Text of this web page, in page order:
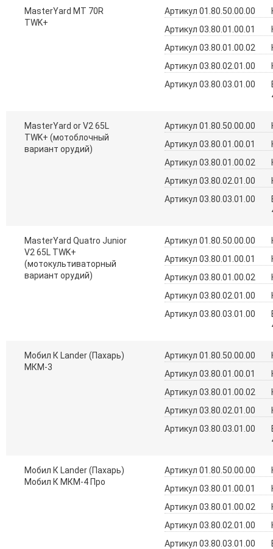
MasterYard MT 70R
TWK+
Артикул 01.80.50.00.00
Артикул 03.80.01.00.01
Артикул 03.80.01.00.02
Артикул 03.80.02.01.00
Артикул 03.80.03.01.00
MasterYard or V2 65L
TWK+ (мотоблочный
вариант орудий)
Артикул 01.80.50.00.00
Артикул 03.80.01.00.01
Артикул 03.80.01.00.02
Артикул 03.80.02.01.00
Артикул 03.80.03.01.00
MasterYard Quatro Junior
V2 65L TWK+
(мотокультиваторный
вариант орудий)
Артикул 01.80.50.00.00
Артикул 03.80.01.00.01
Артикул 03.80.01.00.02
Артикул 03.80.02.01.00
Артикул 03.80.03.01.00
Мобил К Lander (Пахарь)
МКМ-3
Артикул 01.80.50.00.00
Артикул 03.80.01.00.01
Артикул 03.80.01.00.02
Артикул 03.80.02.01.00
Артикул 03.80.03.01.00
Мобил К Lander (Пахарь)
Мобил К МКМ-4 Про
Артикул 01.80.50.00.00
Артикул 03.80.01.00.01
Артикул 03.80.01.00.02
Артикул 03.80.02.01.00
Артикул 03.80.03.01.00